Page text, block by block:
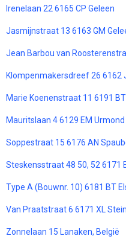
Irenelaan 22 6165 CP Geleen
Jasmijnstraat 13 6163 GM
Jean Barbou van
Klompenmakersdreef 26 6162
Marie Koenenstraat 11 6191
Mauritslaan 4 6129 EM Urmond
Soppestraat 15 6176 AN
Steskensstraat 48 50, 52 6171
Type A (Bouwnr. 10) 6181 BT
Van Praatstraat 6 6171 XL Stein
Zonnelaan 15 Lanaken, België